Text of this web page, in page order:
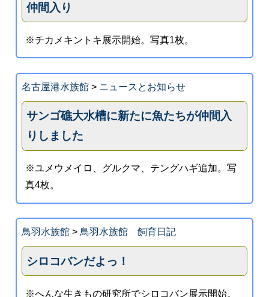
仲間入り
※チカメキントキ展示開始。写真1枚。
名古屋港水族館> ニュースとお知らせ
サンゴ礁大水槽に新たに魚たちが仲間入
りしました
※ユメウメイロ、グルクマ、テングハギ追加。写
真4枚。
鳥羽水族館> 鳥羽水族館 飼育日記
シロコバンだよっ！
※へんな生きもの研究所でシロコバン展示開始。